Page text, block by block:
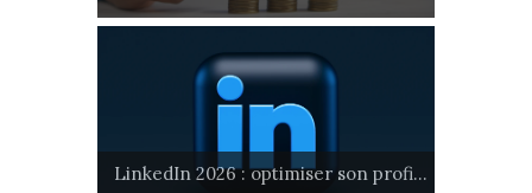
LinkedIn 2026 : optimiser son profi...